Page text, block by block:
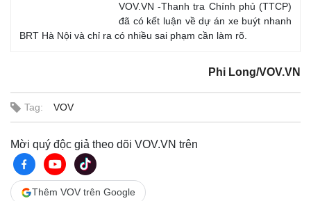
VOV.VN -Thanh tra Chính phủ (TTCP)
đã có kết luận về dự án xe buýt nhanh
BRT Hà Nội và chỉ ra có nhiều sai phạm cần làm rõ.
Phi Long/VOV.VN
Tag: VOV
Mời quý độc giả theo dõi VOV.VN trên
Thêm VOV trên Google